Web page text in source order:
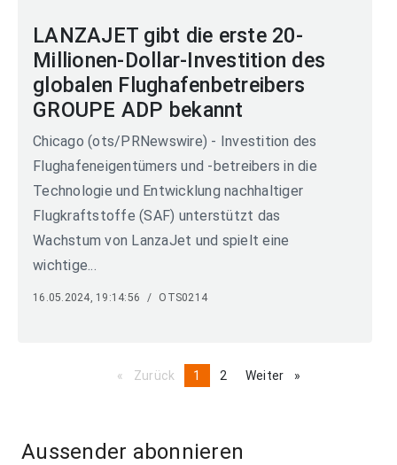
LANZAJET gibt die erste 20-
Millionen-Dollar-Investition des
globalen Flughafenbetreibers
GROUPE ADP bekannt
Chicago (ots/PRNewswire) - Investition des
Flughafeneigentümers und -betreibers in die
Technologie und Entwicklung nachhaltiger
Flugkraftstoffe (SAF) unterstützt das
Wachstum von LanzaJet und spielt eine
wichtige...
16.05.2024, 19:14:56 / OTS0214
Zurück pageYou're
1 page
2 Weiter page
Aussender abonnieren